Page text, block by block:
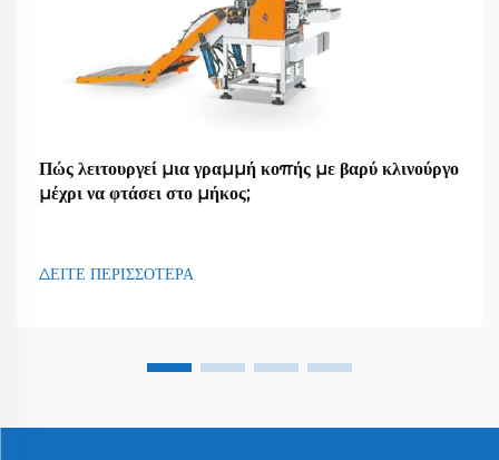
Πώς λειτουργεί μια γραμμή κοπής με βαρύ κλινούργο
μέχρι να φτάσει στο μήκος;
ΔΕΙΤΕ ΠΕΡΙΣΣΟΤΕΡΑ